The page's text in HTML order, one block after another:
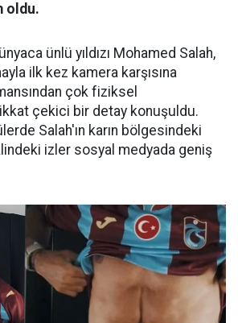
oldu.
ünlü yıldızı Mohamed Salah,
ilk kez kamera karşısına
çok fiziksel
çekici bir detay konuşuldu.
Salah'ın karın bölgesindeki
izler sosyal medyada geniş